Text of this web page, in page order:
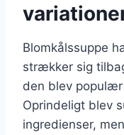
Blomkålssuppe
strækker sig
den blev
Oprindeligt blev
ingredienser,